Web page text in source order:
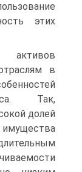
этих
в
Так,
долей